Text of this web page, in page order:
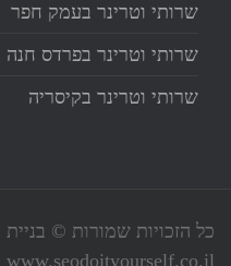
שרותי וטרינר בעמק חפר
שרותי וטרינר בפרדס חנה
שרותי וטרינר בקיסריה
כל הזכויות שמורות ©
www.seodoityourself.co.il